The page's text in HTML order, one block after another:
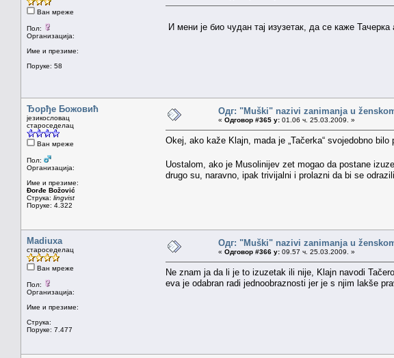
Ван мреже
Пол:
Организација:
Име и презиме:
Поруке: 58
И мени је био чудан тај изузетак, да се каже
Ђорђе Божовић
језикословац
староседелац
Ван мреже
Пол:
Организација:
Име и презиме:
Đorđe Božović
Струка: lingvist
Поруке: 4.322
Одг: "Muški" nazivi zanimanja u
« Одговор #365 у: 01.06 ч. 25.03.2009. »
Okej, ako kaže Klajn, mada je „Tačerka“ svojedobno
Uostalom, ako je Musolinijev zet mogao da postane
drugo su, naravno, ipak trivijalni i prolazni da bi se
Madiuxa
староседелац
Ван мреже
Пол:
Организација:
Име и презиме:
Струка:
Поруке: 7.477
Одг: "Muški" nazivi zanimanja u
« Одговор #366 у: 09.57 ч. 25.03.2009. »
Ne znam ja da li je to izuzetak ili nije, Klajn navodi
eva je odabran radi jednoobraznosti jer je s njim lakše